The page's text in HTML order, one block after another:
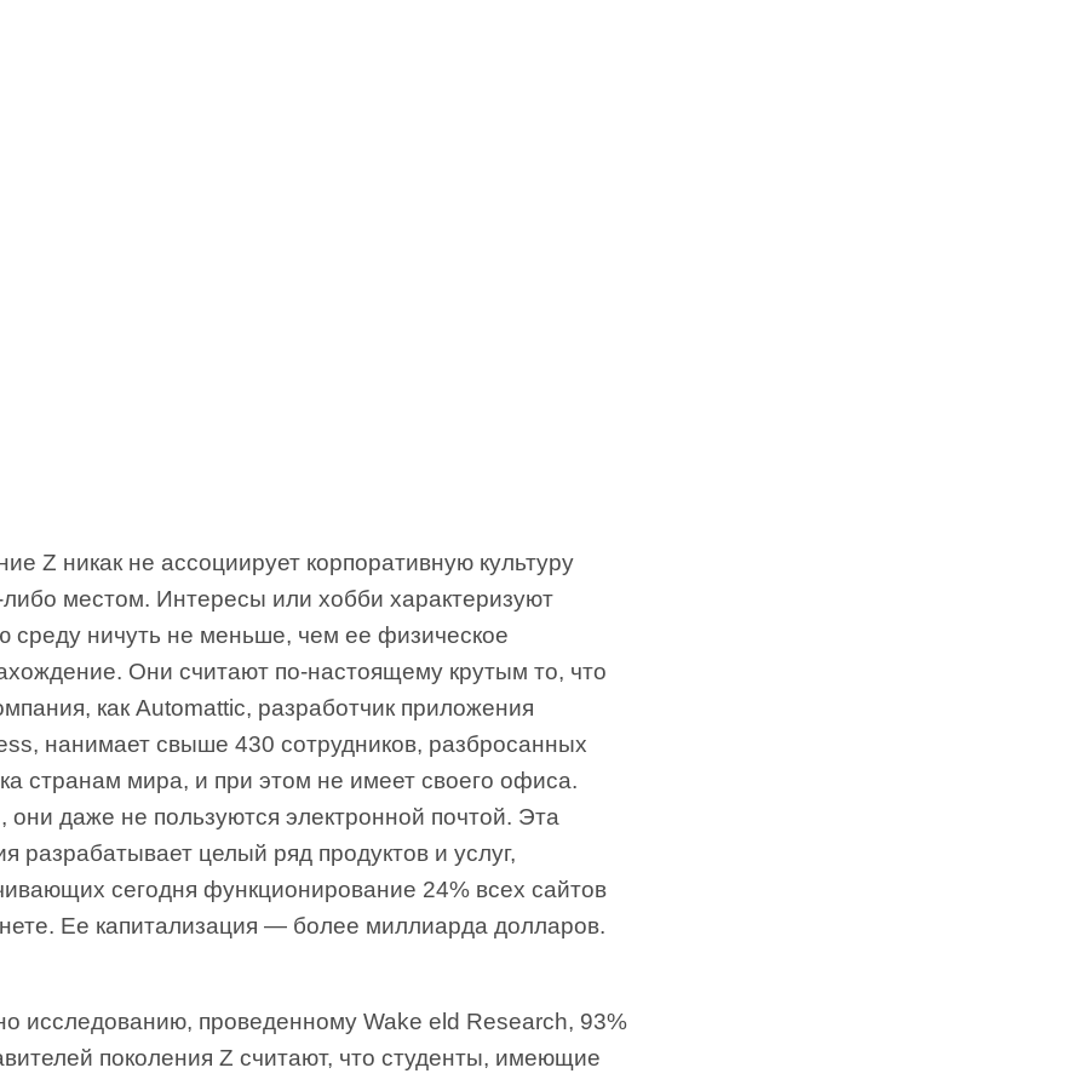
Z никак не ассоциирует корпоративную культуру
либо местом. Интересы или хобби характеризуют
среду ничуть не меньше, чем ее физическое
Они считают по-настоящему крутым то, что
как Automattic, разработчик приложения
нанимает свыше 430 сотрудников, разбросанных
странам мира, и при этом не имеет своего офиса.
они даже не пользуются электронной почтой. Эта
разрабатывает целый ряд продуктов и услуг,
сегодня функционирование 24% всех сайтов
Ее капитализация — более миллиарда долларов.
исследованию, проведенному Wake eld Research, 93%
поколения Z считают, что студенты, имеющие